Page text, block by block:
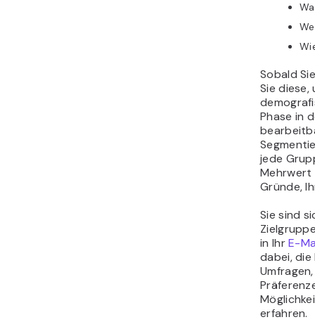
Sobald
Sie diese,
Phase in
jede
Mehrwert
Gründe,
Sie sind
in IhrE-
dabei, die
erfahren.